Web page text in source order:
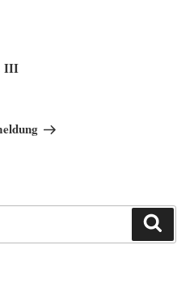
III